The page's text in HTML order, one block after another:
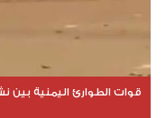
قوات الطوارئ اليمنية بين